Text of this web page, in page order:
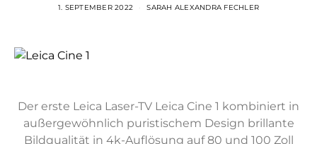
1. SEPTEMBER 2022 SARAH ALEXANDRA FECHLER
Der erste Leica Laser-TV Leica Cine 1 kombiniert in
außergewöhnlich puristischem Design brillante
Bildqualität in 4k-Auflösung auf 80 und 100 Zoll